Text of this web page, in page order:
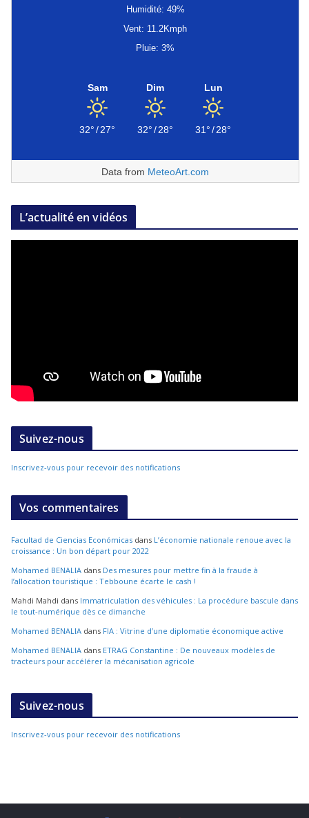
Humidité: 49%
Vent: 11.2Kmph
Pluie: 3%
Sam
32°/27°
Dim
32°/28°
Lun
31°/28°
Data from MeteoArt.com
L’actualité en vidéos
Suivez-nous
Inscrivez-vous pour recevoir des notifications
Vos commentaires
Facultad de Ciencias Económicas dans L’économie nationale renoue avec la
croissance : Un bon départ pour 2022
Mohamed BENALIA dans Des mesures pour mettre fin à la fraude à
l’allocation touristique : Tebboune écarte le cash !
Mahdi Mahdi dans Immatriculation des véhicules : La procédure bascule dans
le tout-numérique dès ce dimanche
Mohamed BENALIA dans FIA : Vitrine d’une diplomatie économique active
Mohamed BENALIA dans ETRAG Constantine : De nouveaux modèles de
tracteurs pour accélérer la mécanisation agricole
Suivez-nous
Inscrivez-vous pour recevoir des notifications